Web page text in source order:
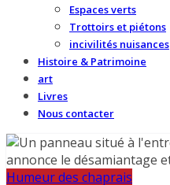
Espaces verts
Trottoirs et piétons
incivilités nuisances
Histoire & Patrimoine
art
Livres
Nous contacter
Humeur des chaprais